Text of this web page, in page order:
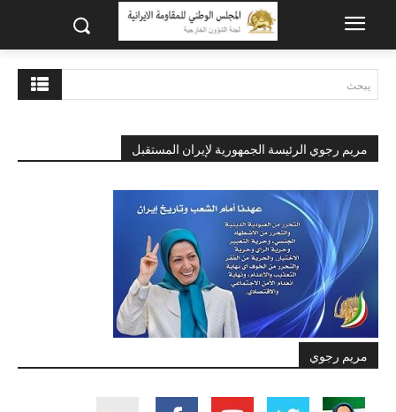
يبحث
مريم رجوي الرئيسة الجمهورية لإيران المستقبل
مريم رجوي